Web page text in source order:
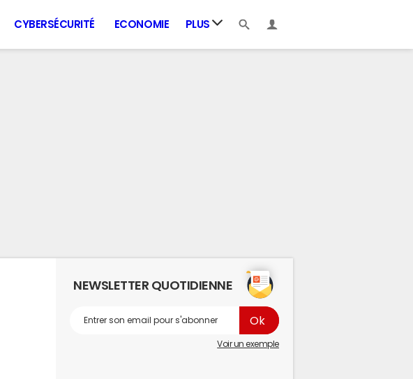
CYBERSÉCURITÉ ECONOMIE PLUS
NEWSLETTER QUOTIDIENNE
Voir un exemple